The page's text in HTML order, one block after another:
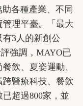
各種產業、不同
理平臺。「最大
3人的新創公
強調，MAYO已
飲、夏姿運動、
醫療科技、餐飲
超過800家，並